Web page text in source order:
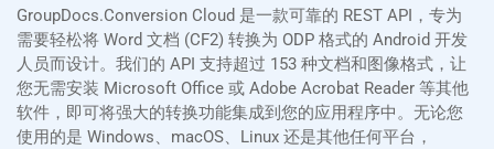
GroupDocs.Conversion Cloud 是一款可靠的 REST API，专为
需要轻松将 Word 文档 (CF2) 转换为 ODP 格式的 Android 开发
人员而设计。我们的 API 支持超过 153 种文档和图像格式，让
您无需安装 Microsoft Office 或 Adobe Acrobat Reader 等其他
软件，即可将强大的转换功能集成到您的应用程序中。无论您
使用的是 Windows、macOS、Linux 还是其他任何平台，